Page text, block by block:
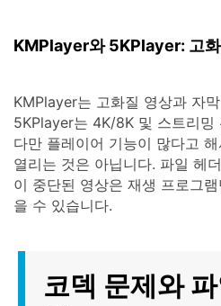
KMPlayer와 5KPlayer: 고화
KMPlayer는 고화질 영상과 자
5KPlayer는 4K/8K 및 스트리밍
다만 플레이어 기능이 많다고
열리는 것은 아닙니다. 파일 헤
이 중단된 영상은 재생 프로그
을 수 있습니다.
코덱 문제와